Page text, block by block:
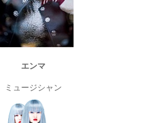
エンマ
ミュージシャン